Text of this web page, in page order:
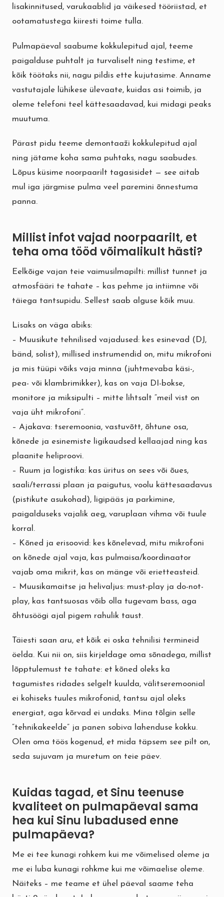
lisakinnitused, varukaablid ja väikesed tööriistad, et
ootamatustega kiiresti toime tulla.
Pulmapäeval saabume kokkulepitud ajal, teeme
paigalduse puhtalt ja turvaliselt ning testime, et
kõik töötaks nii, nagu pildis ette kujutasime. Anname
vastutajale lühikese ülevaate, kuidas asi toimib, ja
oleme telefoni teel kättesaadavad, kui midagi peaks
muutuma.
Pärast pidu teeme demontaaži kokkulepitud ajal
ning jätame koha sama puhtaks, nagu saabudes.
Lõpus küsime noorpaarilt tagasisidet — see aitab
mul iga järgmise pulma veel paremini õnnestuma
panna.
Millist infot vajad noorpaarilt, et
teha oma tööd võimalikult hästi?
Eelkõige vajan teie vaimusilmapilti: millist tunnet ja
atmosfääri te tahate – kas pehme ja intiimne või
täiega tantsupidu. Sellest saab alguse kõik muu.
Lisaks on väga abiks:
– Muusikute tehnilised vajadused: kes esinevad (DJ,
bänd, solist), millised instrumendid on, mitu mikrofoni
ja mis tüüpi võiks vaja minna (juhtmevaba käsi-,
pea- või klambrimikker), kas on vaja DI-bokse,
monitore ja miksipulti – mitte lihtsalt “meil vist on
vaja üht mikrofoni”.
– Ajakava: tseremoonia, vastuvõtt, õhtune osa,
kõnede ja esinemiste ligikaudsed kellaajad ning kas
plaanite heliproovi.
– Ruum ja logistika: kas üritus on sees või õues,
saali/terrassi plaan ja paigutus, voolu kättesaadavus
(pistikute asukohad), ligipääs ja parkimine,
paigalduseks vajalik aeg, varuplaan vihma või tuule
korral.
– Kõned ja erisoovid: kes kõnelevad, mitu mikrofoni
on kõnede ajal vaja, kas pulmaisa/koordinaator
vajab oma mikrit, kas on mänge või erietteasteid.
– Muusikamaitse ja helivaljus: must-play ja do-not-
play, kas tantsuosas võib olla tugevam bass, aga
õhtusöögi ajal pigem rahulik taust.
Täiesti saan aru, et kõik ei oska tehnilisi termineid
öelda. Kui nii on, siis kirjeldage oma sõnadega, millist
lõpptulemust te tahate: et kõned oleks ka
tagumistes ridades selgelt kuulda, välitseremoonial
ei kohiseks tuules mikrofonid, tantsu ajal oleks
energiat, aga kõrvad ei undaks. Mina tõlgin selle
“tehnikakeelde” ja panen sobiva lahenduse kokku.
Olen oma töös kogenud, et mida täpsem see pilt on,
seda sujuvam ja muretum on teie päev.
Kuidas tagad, et Sinu teenuse
kvaliteet on pulmapäeval sama
hea kui Sinu lubadused enne
pulmapäeva?
Me ei tee kunagi rohkem kui me võimelised oleme ja
me ei luba kunagi rohkme kui me võimaelise oleme.
Näiteks – me teame et ühel päeval saame teha